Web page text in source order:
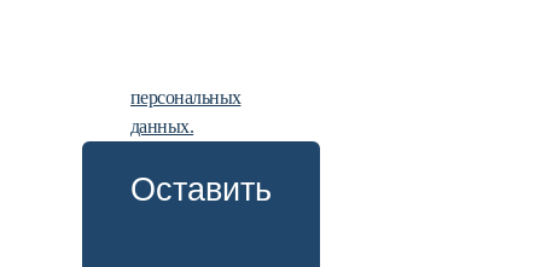
персональных
данных.
Оставить